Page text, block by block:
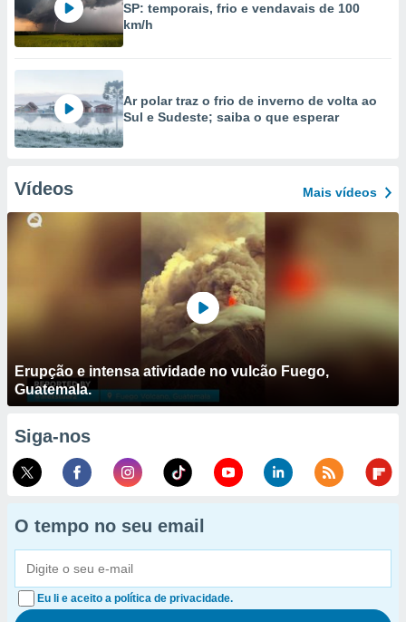
SP: temporais, frio e vendavais de 100
km/h
Ar polar traz o frio de inverno de volta ao
Sul e Sudeste; saiba o que esperar
Vídeos Mais vídeos
Erupção e intensa atividade no vulcão Fuego,
Guatemala.
Siga-nos
O tempo no seu email
Eu li e aceito a política de privacidade.